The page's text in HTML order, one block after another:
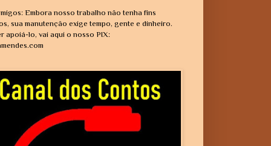
Embora nosso trabalho não tenha fins
sua manutenção exige tempo, gente e dinheiro.
apoiá-lo, vai aqui o nosso PIX: